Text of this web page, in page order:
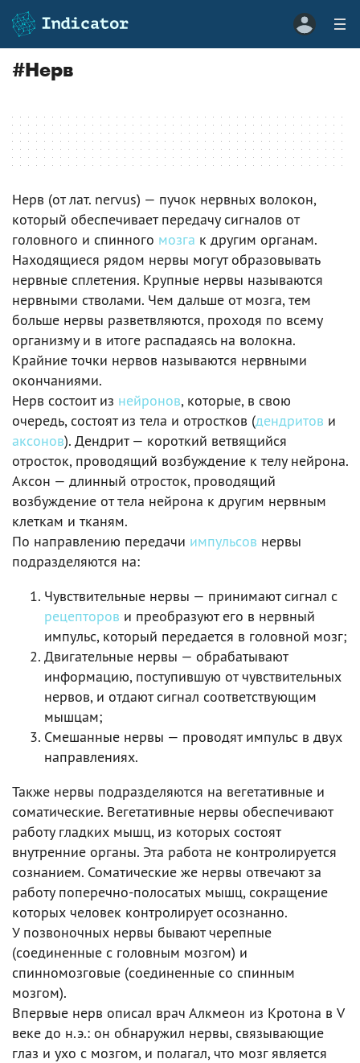
#Нерв
Нерв (от лат. nervus) — пучок нервных волокон,
который обеспечивает передачу сигналов от
головного и спинного мозга к другим органам.
Находящиеся рядом нервы могут образовывать
нервные сплетения. Крупные нервы называются
нервными стволами. Чем дальше от мозга, тем
больше нервы разветвляются, проходя по всему
организму и в итоге распадаясь на волокна.
Крайние точки нервов называются нервными
окончаниями.
Нерв состоит из нейронов, которые, в свою
очередь, состоят из тела и отростков (дендритов и
аксонов). Дендрит — короткий ветвящийся
отросток, проводящий возбуждение к телу нейрона.
Аксон — длинный отросток, проводящий
возбуждение от тела нейрона к другим нервным
клеткам и тканям.
По направлению передачи импульсов нервы
подразделяются на:
Чувствительные нервы — принимают сигнал с
рецепторов и преобразуют его в нервный
импульс, который передается в головной мозг;
Двигательные нервы — обрабатывают
информацию, поступившую от чувствительных
нервов, и отдают сигнал соответствующим
мышцам;
Смешанные нервы — проводят импульс в двух
направлениях.
Также нервы подразделяются на вегетативные и
соматические. Вегетативные нервы обеспечивают
работу гладких мышц, из которых состоят
внутренние органы. Эта работа не контролируется
сознанием. Соматические же нервы отвечают за
работу поперечно-полосатых мышц, сокращение
которых человек контролирует осознанно.
У позвоночных нервы бывают черепные
(соединенные с головным мозгом) и
спинномозговые (соединенные со спинным
мозгом).
Впервые нерв описал врач Алкмеон из Кротона в V
веке до н.э.: он обнаружил нервы, связывающие
глаз и ухо с мозгом, и полагал, что мозг является